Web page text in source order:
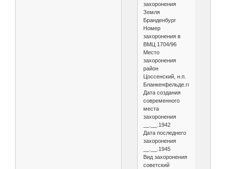
захоронения
Земля
Бранденбург
Номер
захоронения в
ВМЦ 1704/96
Место
захоронения
район
Цоссенский, н.п.
Бланкенфельде.гг.
Дата создания
современного
места
захоронения
__.__.1942
Дата последнего
захоронения
__.__.1945
Вид захоронения
советский